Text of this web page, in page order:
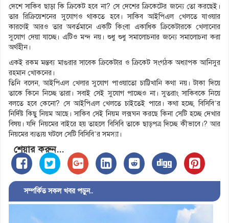
দেশে সাকিব ছাড়া কি ক্রিকেট হবে না? সে দেশের ক্রিকেটের জন্যে তো করছেই।
তার রিক্রিয়েশনের সুযোগও থাকতে হবে। সাকিব আইপিএল খেলতে যাওয়ার
কারণেই আরও তার অবর্তমানে একটি কিংবা একাধিক ক্রিকেটারকে খেলানোর
সুযোগ দেয়া যাচ্ছে। এটিও মন্দ নয়। শুধু শুধু সমালোচনার জন্যে সমালোচনা করা
অর্থহীন।
একই রকম মন্তব্য মাগুরার সাবেক ক্রিকেটার ও ক্রিকেট সংগঠক অধ্যাপক আনিসুর
রহমান খোকনের।
তিনি বলেন, আইপিএল খেলার সুযোগ পাওয়াতো চাট্টিখানি কথা নয়। টাকা দিয়ে
তাকে কিনে নিচ্ছে তারা। সবাই সেই সুযোগ পাচ্ছেও না। সুতরাং সাকিবকে নিয়ে
বলতে হবে কেনো? সে আইপিএল খেলতে চাইতেই পারে। কথা হচ্ছে, বিসিবি’র
নির্দিষ্ট কিছু নিয়ম আছে। সাকিব সেই নিয়ম লক্সঘন করছে কিনা সেটি হচ্ছে দেখার
বিষয়। যদি নিয়মের বাইরে হয় তাহলে বিসিবি তাকে ছাড়পত্র দিচ্ছে কীভাবে।? আর
নিয়মের ব্যত্যয় ঘটলে সেটি বিসিবি’র সমস্যা।
শেয়ার করুন...
সম্পর্কিত সকল খবর পড়ুন..